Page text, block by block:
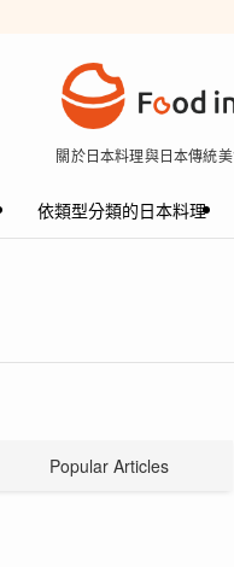
關於日本料理與日本傳統
依類型分類的日本料理
Popular Articles